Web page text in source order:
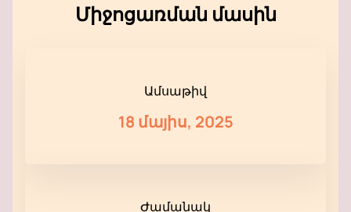
Միջոցառման մասին
Ամսաթիվ
18 մայիս, 2025
Ժամանակ